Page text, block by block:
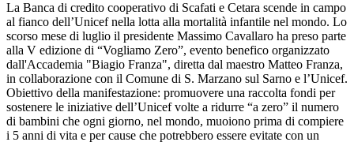
La Banca di credito cooperativo di Scafati e Cetara scende in campo
al fianco dell’Unicef nella lotta alla mortalità infantile nel mondo. Lo
scorso mese di luglio il presidente Massimo Cavallaro ha preso parte
alla V edizione di “Vogliamo Zero”, evento benefico organizzato
dall'Accademia "Biagio Franza", diretta dal maestro Matteo Franza,
in collaborazione con il Comune di S. Marzano sul Sarno e l’Unicef.
Obiettivo della manifestazione: promuovere una raccolta fondi per
sostenere le iniziative dell’Unicef volte a ridurre “a zero” il numero
di bambini che ogni giorno, nel mondo, muoiono prima di compiere
i 5 anni di vita e per cause che potrebbero essere evitate con un